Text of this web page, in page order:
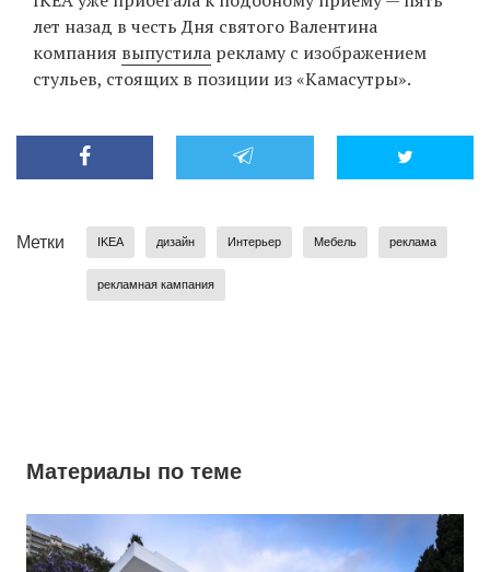
лет назад в честь Дня святого Валентина
компания выпустила рекламу с изображением
стульев, стоящих в позиции из «Камасутры».
Метки IKEA дизайн Интерьер Мебель реклама
рекламная кампания
Материалы по теме